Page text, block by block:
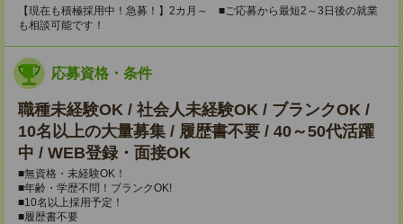
【現在も積極採用中！急募！】2カ月～ ■ご応募から最短2～3日後の就業
も相談可能です！
応募資格・条件
職種未経験OK / 社会人未経験OK / ブランクOK /
10名以上の大量募集 / 履歴書不要 / 40～50代活躍
中 / WEB登録・面接OK
■無資格・未経験OK！
■年齢・学歴不問！ブランクOK!
■10名以上採用予定！
■履歴書不要